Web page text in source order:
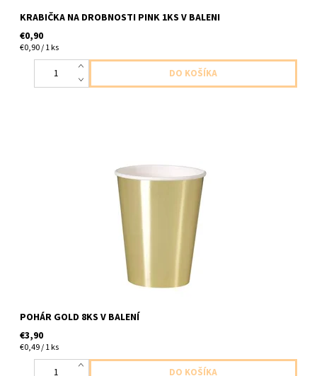
KRABIČKA NA DROBNOSTI PINK 1KS V BALENI
€0,90
€0,90 / 1 ks
pohár papierový zlaty leskly 8ks v baleni velkost 355ml
POHÁR GOLD 8KS V BALENÍ
€3,90
€0,49 / 1 ks